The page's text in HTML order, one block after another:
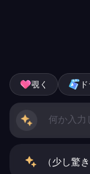
覗く
（少し驚